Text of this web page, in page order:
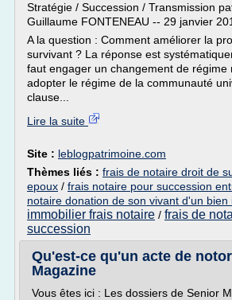
Stratégie / Succession / Transmission
Guillaume FONTENEAU -- 29 janvier
A la question : Comment améliorer la
survivant ? La réponse est
faut engager un changement de régime
adopter le régime de la communauté
clause...
Lire la suite
Site : leblogpatrimoine.com
Thèmes liés : frais de notaire droit de
epoux / frais notaire pour succession
notaire donation de son vivant d'un bien
immobilier frais notaire / frais de
succession
Qu'est-ce qu'un acte de
Magazine
Vous êtes ici : Les dossiers de Senior